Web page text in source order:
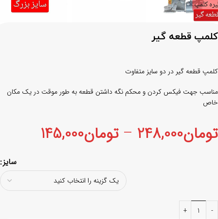
کلمپ قطعه گیر
کلمپ قطعه گیر در دو سایز متفاوت
مناسب جهت فیکس کردن و محکم نگه داشتن قطعه به طور موقت در یک مکان
خاص
تومان248,000
– تومان145,000
سایز